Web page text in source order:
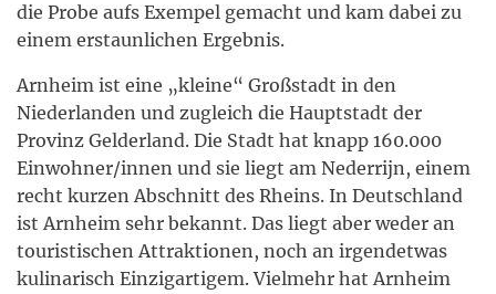
die Probe aufs Exempel gemacht und kam dabei zu
einem erstaunlichen Ergebnis.
Arnheim ist eine „kleine“ Großstadt in den
Niederlanden und zugleich die Hauptstadt der
Provinz Gelderland. Die Stadt hat knapp 160.000
Einwohner/innen und sie liegt am Nederrijn, einem
recht kurzen Abschnitt des Rheins. In Deutschland
ist Arnheim sehr bekannt. Das liegt aber weder an
touristischen Attraktionen, noch an irgendetwas
kulinarisch Einzigartigem. Vielmehr hat Arnheim